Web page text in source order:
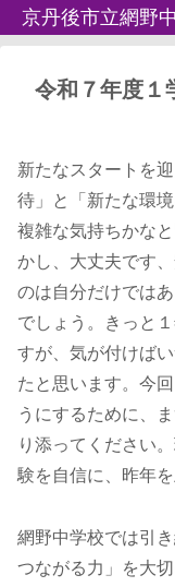
京丹後市立網野
令和７年度１
新たなスタートを
待」と「新たな環
複雑な気持ちかな
かし、大丈夫です
のは自分だけでは
でしょう。きっと
すが、気が付けば
たと思います。今
うにするために、
り添ってください
験を自信に、昨年
網野中学校では引
つながる力」を大